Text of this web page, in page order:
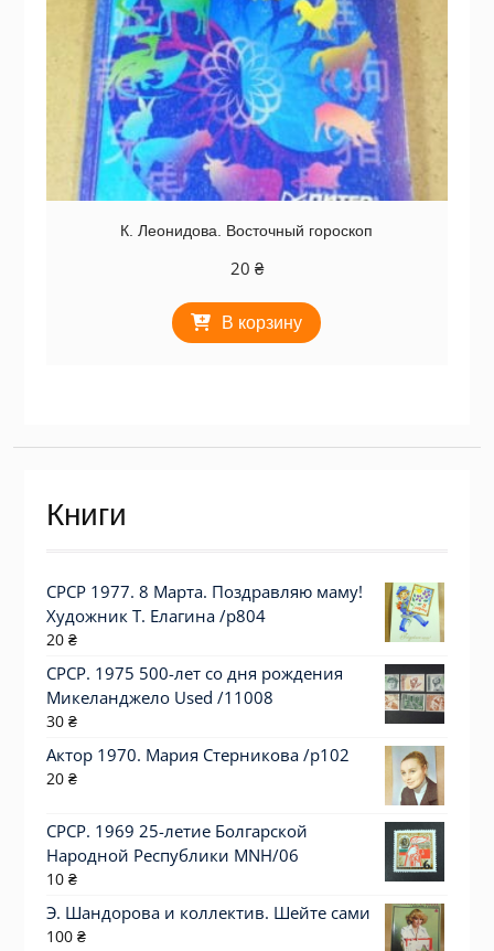
К. Леонидова. Восточный гороскоп
20 ₴
В корзину
Книги
СРСР 1977. 8 Марта. Поздравляю маму!
Художник Т. Елагина /р804
20 ₴
СРСР. 1975 500-лет со дня рождения
Микеланджело Used /11008
30 ₴
Актор 1970. Мария Стерникова /p102
20 ₴
СРСР. 1969 25-летие Болгарской
Народной Республики MNH/06
10 ₴
Э. Шандорова и коллектив. Шейте сами
100 ₴